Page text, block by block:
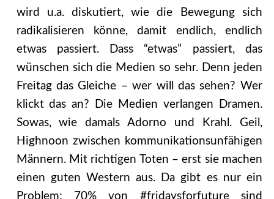
wird u.a. diskutiert, wie die Bewegung sich
radikalisieren könne, damit endlich, endlich
etwas passiert. Dass “etwas” passiert, das
wünschen sich die Medien so sehr. Denn jeden
Freitag das Gleiche – wer will das sehen? Wer
klickt das an? Die Medien verlangen Dramen.
Sowas, wie damals Adorno und Krahl. Geil,
Highnoon zwischen kommunikationsunfähigen
Männern. Mit richtigen Toten – erst sie machen
einen guten Western aus. Da gibt es nur ein
Problem: 70% von #fridaysforfuture sind